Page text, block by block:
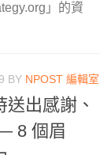
」的資
BY NPOST 編輯室
出感謝、
8 個眉